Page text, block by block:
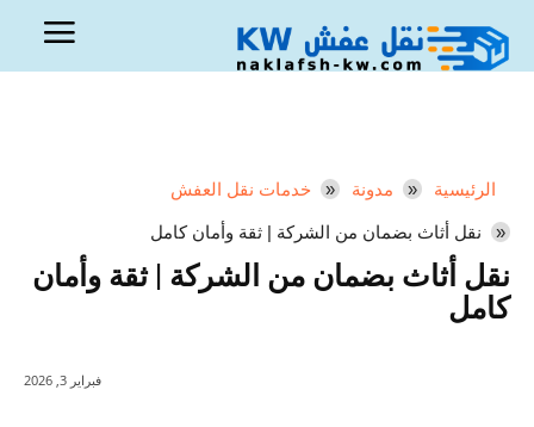
الرئيسية مدونة خدمات نقل العفش
نقل أثاث بضمان من الشركة | ثقة وأمان كامل
نقل أثاث بضمان من الشركة | ثقة وأمان
كامل
فبراير 3, 2026